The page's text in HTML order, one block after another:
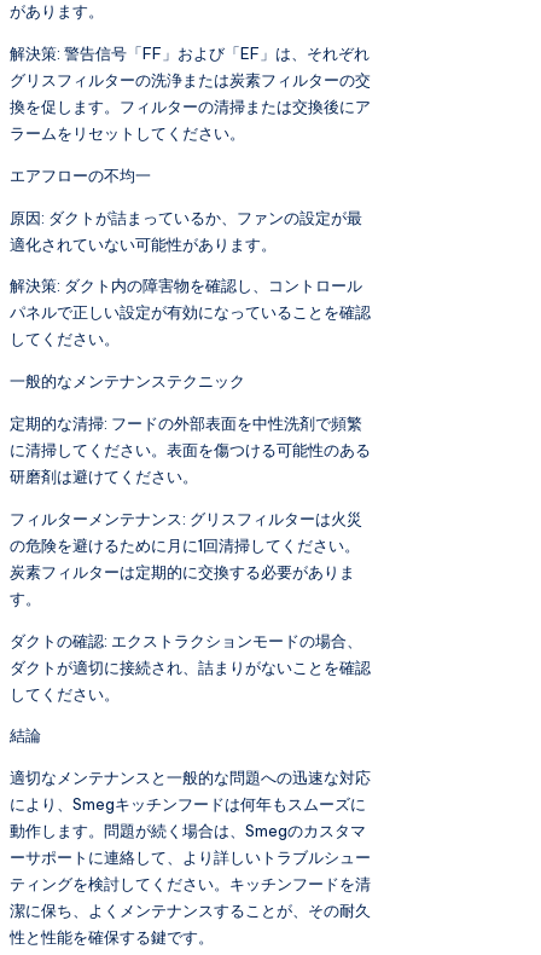
があります。
解決策: 警告信号「FF」および「EF」は、それぞれ
グリスフィルターの洗浄または炭素フィルターの交
換を促します。フィルターの清掃または交換後にア
ラームをリセットしてください。
エアフローの不均一
原因: ダクトが詰まっているか、ファンの設定が最
適化されていない可能性があります。
解決策: ダクト内の障害物を確認し、コントロール
パネルで正しい設定が有効になっていることを確認
してください。
一般的なメンテナンステクニック
定期的な清掃: フードの外部表面を中性洗剤で頻繁
に清掃してください。表面を傷つける可能性のある
研磨剤は避けてください。
フィルターメンテナンス: グリスフィルターは火災
の危険を避けるために月に1回清掃してください。
炭素フィルターは定期的に交換する必要がありま
す。
ダクトの確認: エクストラクションモードの場合、
ダクトが適切に接続され、詰まりがないことを確認
してください。
結論
適切なメンテナンスと一般的な問題への迅速な対応
により、Smegキッチンフードは何年もスムーズに
動作します。問題が続く場合は、Smegのカスタマ
ーサポートに連絡して、より詳しいトラブルシュー
ティングを検討してください。キッチンフードを清
潔に保ち、よくメンテナンスすることが、その耐久
性と性能を確保する鍵です。